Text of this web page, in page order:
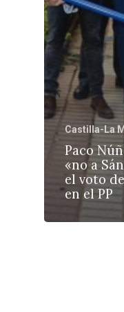
Castilla-La
Paco
«no a
el voto
en el PP